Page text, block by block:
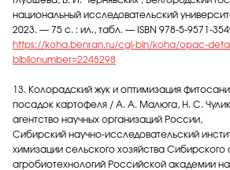
национальный исследовательский
2023. — 75 с. : ил., табл. — ISBN 978-5-9571-
https://koha.benran.ru/cgi-bin/koha/opac-
biblionumber=2248298
13. Колорадский жук и оптимизация
посадок картофеля / А. А. Малюга, Н. С.
агентство научных организаций России,
Сибирский научно-исследовательский
химизации сельского хозяйства
агробиотехнологий Российской академии